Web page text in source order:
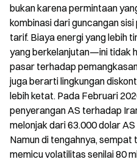
bukan karena permintaan
kombinasi dari guncangan
tarif. Biaya energi yang lebih
yang berkelanjutan—ini tidak
pasar terhadap
juga berarti lingkungan
lebih ketat. Pada Februari
penyerangan AS terhadap
melonjak dari 63.000 dolar
Namun di tengahnya,
memicu volatilitas senilai 80